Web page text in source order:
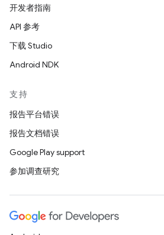
开发者指南
API 参考
下载 Studio
Android NDK
支持
报告平台错误
报告文档错误
Google Play support
参加调查研究